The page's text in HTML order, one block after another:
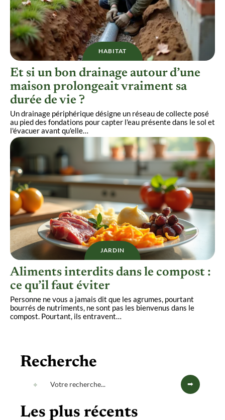
HABITAT
Et si un bon drainage autour d’une
maison prolongeait vraiment sa
durée de vie ?
Un drainage périphérique désigne un réseau de collecte posé
au pied des fondations pour capter l'eau présente dans le sol et
l'évacuer avant qu'elle…
JARDIN
Aliments interdits dans le compost :
ce qu’il faut éviter
Personne ne vous a jamais dit que les agrumes, pourtant
bourrés de nutriments, ne sont pas les bienvenus dans le
compost. Pourtant, ils entravent
Recherche
Les plus récents